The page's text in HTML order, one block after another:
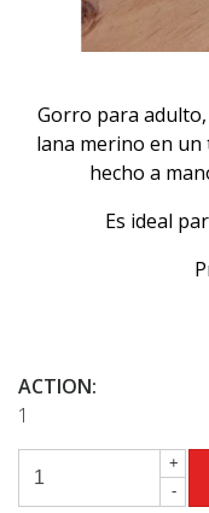
Gorro para
lana merino en un
hecho a
Es ideal
ACTION:
1
+
-